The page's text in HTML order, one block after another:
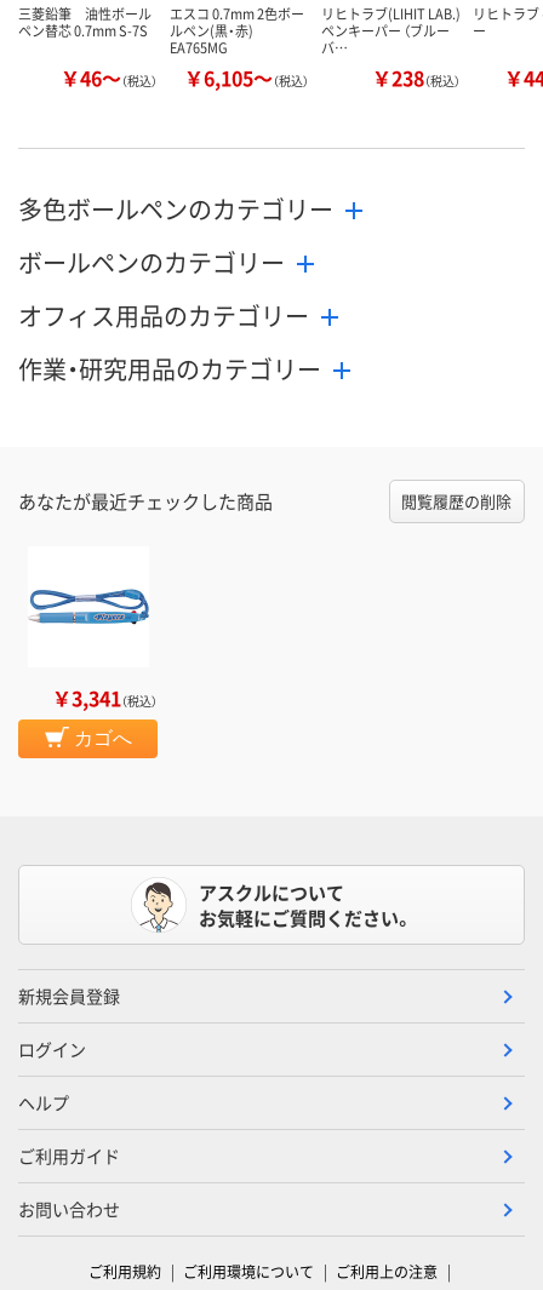
三菱鉛筆 油性ボール
ペン替芯 0.7mm S-7S
￥46～（税込）
エスコ 0.7mm 2色ボー
ルペン(黒・赤)
EA765MG
￥6,105～（税込）
リヒトラブ(LIHIT LAB.)
ペンキーパー （ブルー
バ…
￥238（税込）
リヒトラ
ー
￥
多色ボールペンのカテゴリー
ボールペンのカテゴリー
オフィス用品のカテゴリー
作業・研究用品のカテゴリー
あなたが最近チェックした商品 閲覧履歴の削除
￥3,341（税込）
カゴへ
アスクルについて
お気軽にご質問ください。
新規会員登録
ログイン
ヘルプ
ご利用ガイド
お問い合わせ
ご利用規約 ご利用環境について ご利用上の注意